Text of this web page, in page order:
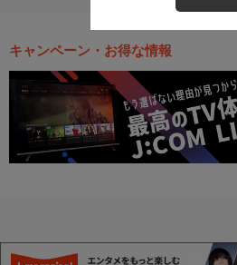
キャンペーン・お得な情報